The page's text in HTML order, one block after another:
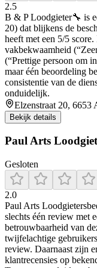
2.5
B & P Loodgieter🔧 is
20) dat blijkens de
heeft met een 5/5
vakbekwaamheid
(“Prettige persoon om
maar één beoordeling
consistentie van de
onduidelijk.
Elzenstraat 20, 6653
Bekijk details
Paul Arts
Gesloten
2.0
Paul Arts
slechts één review met
betrouwbaarheid van
twijfelachtige
review. Daarnaast zijn
klantrecensies op